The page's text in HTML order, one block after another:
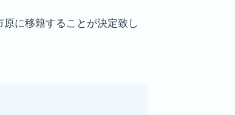
に移籍することが決定致し